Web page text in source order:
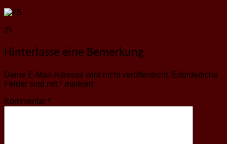
25
Hinterlasse eine Bemerkung
Deine E-Mail-Adresse wird nicht veröffentlicht. Erforderliche
Felder sind mit * markiert
Kommentar *